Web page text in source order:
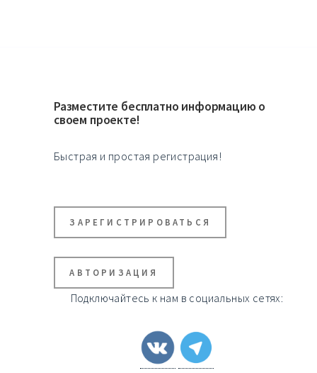
Разместите бесплатно информацию о
своем проекте!
Быстрая и простая регистрация!
ЗАРЕГИСТРИРОВАТЬСЯ
АВТОРИЗАЦИЯ
Подключайтесь к нам в социальных сетях: